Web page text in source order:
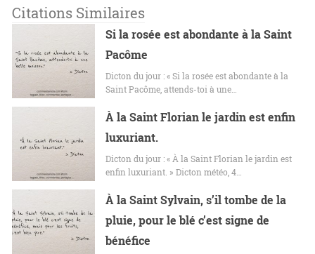
Citations Similaires
Si la rosée est abondante à la Saint
Pacôme
Dicton du jour : « Si la rosée est abondante à la
Saint Pacôme, attends-toi à une…
À la Saint Florian le jardin est enfin
luxuriant.
Dicton du jour : « À la Saint Florian le jardin est
enfin luxuriant. » Dicton météo, 4…
À la Saint Sylvain, s’il tombe de la
pluie, pour le blé c’est signe de
bénéfice